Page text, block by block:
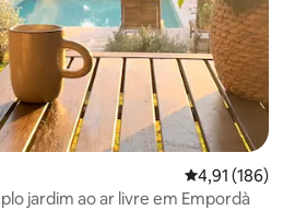
4,91 de uma
4,91 (186)
jardim ao ar livre em Empordà